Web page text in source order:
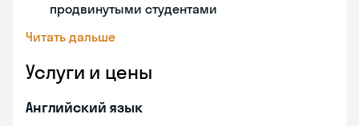
продвинутыми студентами
Читать дальше
Услуги и цены
Английский язык